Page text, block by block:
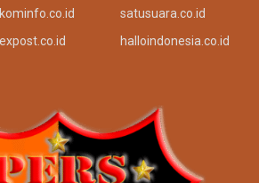
sukma.or.id
tinta.co.id
siap86.co.id